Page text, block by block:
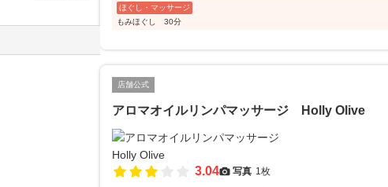
ほぐし・マッサージ
もみほぐし 30分
店舗公式
アロマオイルリンパマッサージ Holly Olive
3.04 写真 1枚